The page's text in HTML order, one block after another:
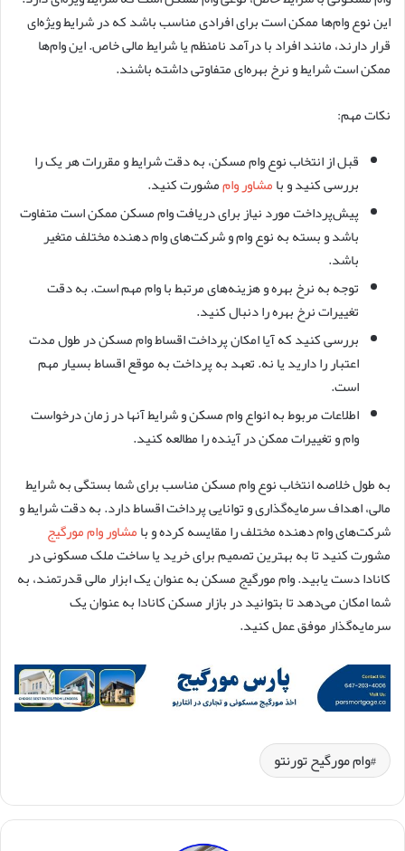
این نوع وام‌ها ممکن است برای افرادی مناسب باشد که در شرایط ویژه‌ای
قرار دارند، مانند افراد با درآمد نامنظم یا شرایط مالی خاص. این وام‌ها
ممکن است شرایط و نرخ بهره‌ای متفاوتی داشته باشند.
نکات مهم:
قبل از انتخاب نوع وام مسکن، به دقت شرایط و مقررات هر یک را
بررسی کنید و بامشاور واممشورت کنید.
پیش‌پرداخت مورد نیاز برای دریافت وام مسکن ممکن است متفاوت
باشد و بسته به نوع وام و شرکت‌های وام دهنده مختلف متغیر
باشد.
توجه به نرخ بهره‌ و هزینه‌های مرتبط با وام مهم است. به دقت
تغییرات نرخ بهره را دنبال کنید.
بررسی کنید که آیا امکان پرداخت اقساط وام مسکن در طول مدت
اعتبار را دارید یا نه. تعهد به پرداخت به موقع اقساط بسیار مهم
است.
اطلاعات مربوط به انواع وام مسکن و شرایط آنها در زمان درخواست
وام و تغییرات ممکن در آینده را مطالعه کنید.
به طول خلاصه انتخاب نوع وام مسکن مناسب برای شما بستگی به شرایط
مالی، اهداف سرمایه‌گذاری و توانایی پرداخت اقساط دارد. به دقت شرایط و
شرکت‌های وام دهنده مختلف را مقایسه کرده و بامشاور وام مورگیج
مشورت کنید تا به بهترین تصمیم برای خرید یا ساخت ملک مسکونی در
کانادا دست یابید. وام مورگیج مسکن به عنوان یک ابزار مالی قدرتمند، به
شما امکان می‌دهد تا بتوانید در بازار مسکن کانادا به عنوان یک
سرمایه‌گذار موفق عمل کنید.
وام مورگیح تورنتو